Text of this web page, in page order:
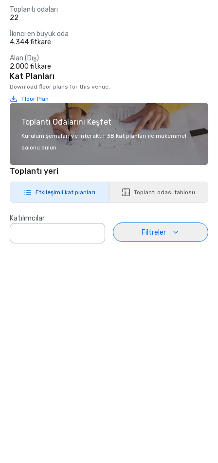
Toplantı odaları
22
İkinci en büyük oda
4.344 fitkare
Alan (Dış)
2.000 fitkare
Kat Planları
Download floor plans for this venue.
Floor Plan
Toplantı Odalarını Keşfet
Kurulum şemaları ve interaktif 3B kat planları ile mükemmel
salonu bulun.
Toplantı yeri
Etkileşimli kat planları Toplantı odası tablosu
Katılımcılar
Filtreler